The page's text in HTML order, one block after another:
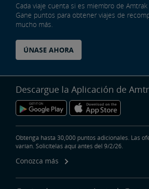
Cada viaje cuenta si es miembro de Amtrak
Gane puntos para obtener viajes de
mucho más.
ÚNASE AHORA
Descargue la Aplicación de
Obtenga hasta 30,000 puntos adicionales. Las
varían. Solicítelas aquí antes del 9/2/26.
Conozca más